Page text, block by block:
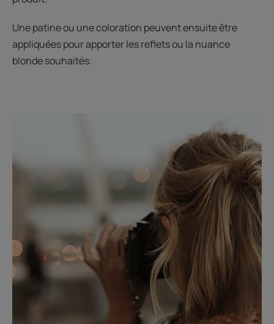
Une patine ou une coloration peuvent ensuite être
appliquées pour apporter les reflets ou la nuance
blonde souhaités.